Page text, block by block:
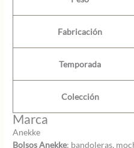
Fabricación
Temporada
Colección
Marca
Anekke
Bolsos Anekke: bandoleras,